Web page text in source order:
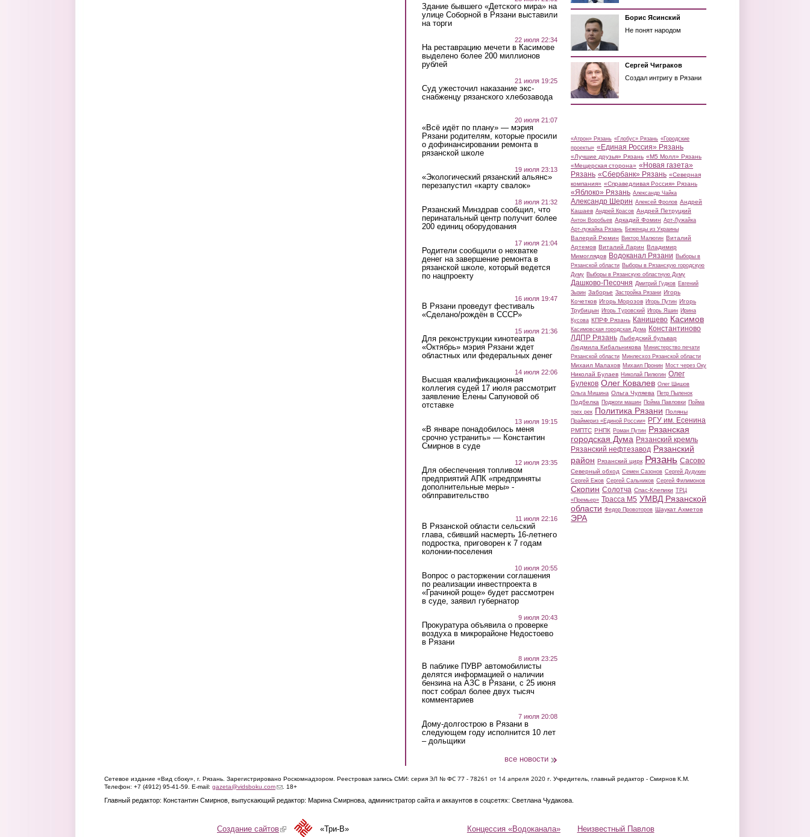
Здание бывшего «Детского мира» на
улице Соборной в Рязани выставили
на торги
22 июля 22:34
На реставрацию мечети в Касимове
выделено более 200 миллионов
рублей
21 июля 19:25
Суд ужесточил наказание экс-
снабженцу рязанского хлебозавода
20 июля 21:07
«Всё идёт по плану» — мэрия
Рязани родителям, которые просили
о дофинансировании ремонта в
рязанской школе
19 июля 23:13
«Экологический рязанский альянс»
перезапустил «карту свалок»
18 июля 21:32
Рязанский Минздрав сообщил, что
перинатальный центр получит более
200 единиц оборудования
17 июля 21:04
Родители сообщили о нехватке
денег на завершение ремонта в
рязанской школе, который ведется
по нацпроекту
16 июля 19:47
В Рязани проведут фестиваль
«Сделано/рождён в СССР»
15 июля 21:36
Для реконструкции кинотеатра
«Октябрь» мэрия Рязани ждет
областных или федеральных денег
14 июля 22:06
Высшая квалификационная
коллегия судей 17 июля рассмотрит
заявление Елены Сапуновой об
отставке
13 июля 19:15
«В январе понадобилось меня
срочно устранить» — Константин
Смирнов в суде
12 июля 23:35
Для обеспечения топливом
предприятий АПК «предприняты
дополнительные меры» -
облправительство
11 июля 22:16
В Рязанской области сельский
глава, сбивший насмерть 16-летнего
подростка, приговорен к 7 годам
колонии-поселения
10 июля 20:55
Вопрос о расторжении соглашения
по реализации инвестпроекта в
«Грачиной роще» будет рассмотрен
в суде, заявил губернатор
9 июля 20:43
Прокуратура объявила о проверке
воздуха в микрорайоне Недостоево
в Рязани
8 июля 23:25
В паблике ПУВР автомобилисты
делятся информацией о наличии
бензина на АЗС в Рязани, с 25 июня
пост собрал более двух тысяч
комментариев
7 июля 20:08
Дому-долгострою в Рязани в
следующем году исполнится 10 лет
– дольщики
все новости
Борис Ясинский
Не понят народом
Сергей Чиграков
Создал интригу в Рязани
«Атрон» Рязань «Глобус» Рязань «Городские
проекты» «Единая Россия» Рязань
«Лучшие друзья» Рязань «М5 Молл» Рязань
«Мещерская сторона» «Новая газета»
Рязань «Сбербанк» Рязань «Северная
компания» «Справедливая Россия» Рязань
«Яблоко» Рязань Александр Чайка
Александр Шерин Алексей Фролов Андрей
Кашаев Андрей Красов Андрей Петруцкий
Антон Воробьев Аркадий Фомин Арт-Лужайка
Арт-лужайка Рязань Беженцы из Украины
Валерий Рюмин Виктор Малюгин Виталий
Артемов Виталий Ларин Владимир
Мимоглядов Водоканал Рязани Выборы в
Рязанской области Выборы в Рязанскую городскую
Думу Выборы в Рязанскую областную Думу
Дашково-Песочня Дмитрий Гудков Евгений
Зызин Заборье Застройка Рязани Игорь
Кочетков Игорь Морозов Игорь Путин Игорь
Трубицын Игорь Туровский Игорь Яшин Ирина
Кусова КПРФ Рязань Канищево Касимов
Касимовская городская Дума Константиново
ЛДПР Рязань Лыбедский бульвар
Людмила Кибальникова Министерство печати
Рязанской области Минлесхоз Рязанской области
Михаил Малахов Михаил Пронин Мост через Оку
Николай Булаев Николай Пилюгин Олег
Булеков Олег Ковалев Олег Шишов
Ольга Мишина Ольга Чуляева Петр Пыленок
Подбелка Поджоги машин Пойма Павловки Пойма
трех рек Политика Рязани Поляны
Праймериз «Единой России» РГУ им. Есенина
РМПТС РНПК Роман Путин Рязанская
городская Дума Рязанский кремль
Рязанский нефтезавод Рязанский
район Рязанский цирк Рязань Сасово
Северный обход Семен Сазонов Сергей Дудукин
Сергей Ежов Сергей Сальников Сергей Филимонов
Скопин Солотча Спас-Клепики ТРЦ
«Премьер» Трасса М5 УМВД Рязанской
области Федор Провоторов Шаукат Ахметов
ЭРА
Сетевое издание «Вид сбоку», г. Рязань. Зарегистрировано Роскомнадзором. Реестровая запись СМИ: серия ЭЛ № ФС 77 - 78261 от 14 апреля 2020 г. Учредитель, главный редактор - Смирнов К.М.
Телефон: +7 (4912) 95-41-59. E-mail: gazeta@vidsboku.com(link sends e-mail)
. 18+
Главный редактор: Константин Смирнов, выпускающий редактор: Марина Смирнова, администратор сайта и аккаунтов в соцсетях: Светлана Чудакова.
Концессия «Водоканала» Неизвестный Павлов
Создание сайтов(link is external)«Три-В»